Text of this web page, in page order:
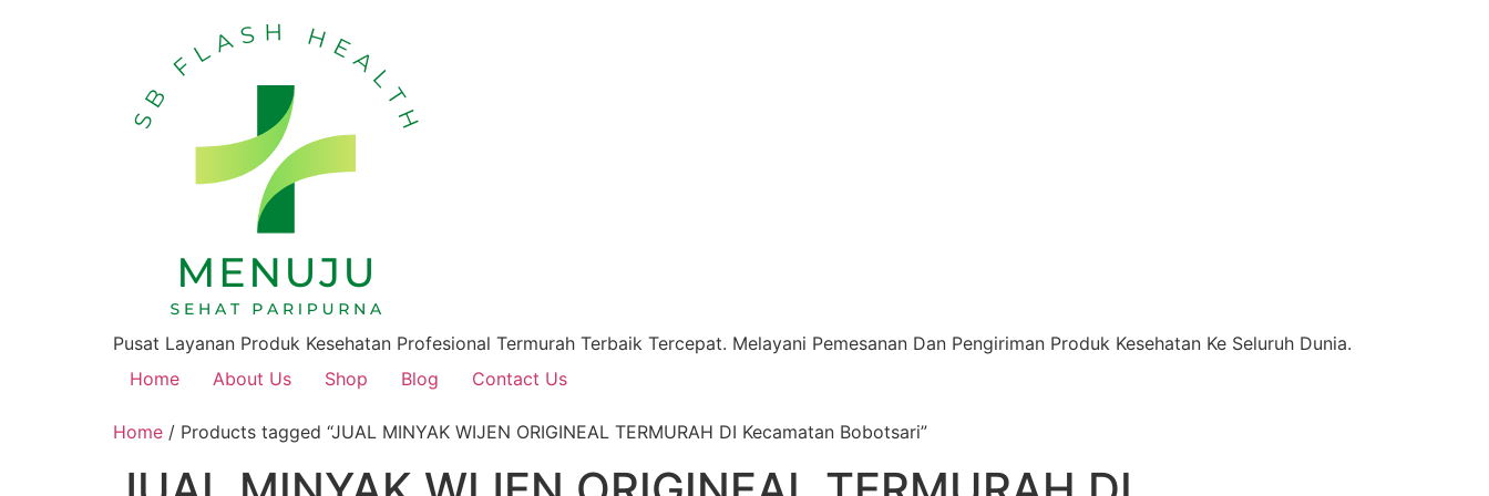
Pusat Layanan Produk Kesehatan Profesional Termurah Terbaik Tercepat. Melayani Pemesanan Dan Pengiriman Produk Kesehatan Ke Seluruh Dunia.
Home
About Us Shop Blog Contact Us
Home / Products tagged “JUAL MINYAK WIJEN ORIGINEAL TERMURAH DI Kecamatan Bobotsari”